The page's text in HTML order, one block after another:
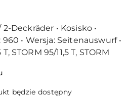
Deckräder • Kosisko •
• Wersja: Seitenauswurf •
STORM 95/11,5 T, STORM
będzie dostępny